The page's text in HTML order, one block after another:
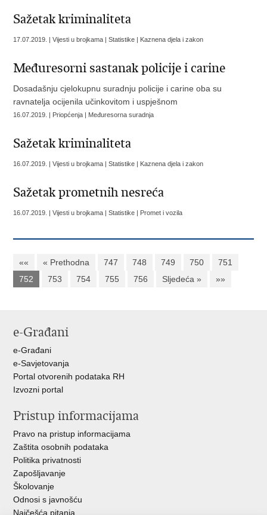
Sažetak kriminaliteta
17.07.2019. | Vijesti u brojkama | Statistike | Kaznena djela i zakon
Međuresorni sastanak policije i carine
Dosadašnju cjelokupnu suradnju policije i carine oba su
ravnatelja ocijenila učinkovitom i uspješnom
16.07.2019. | Priopćenja | Međuresorna suradnja
Sažetak kriminaliteta
16.07.2019. | Vijesti u brojkama | Statistike | Kaznena djela i zakon
Sažetak prometnih nesreća
16.07.2019. | Vijesti u brojkama | Statistike | Promet i vozila
«« « Prethodna 747 748 749 750
751
752
753 754 755 756 Sljedeća » »»
e-Građani
e-Građani
e-Savjetovanja
Portal otvorenih podataka RH
Izvozni portal
Pristup informacijama
Pravo na pristup informacijama
Zaštita osobnih podataka
Politika privatnosti
Zapošljavanje
Školovanje
Odnosi s javnošću
Najčešća pitanja